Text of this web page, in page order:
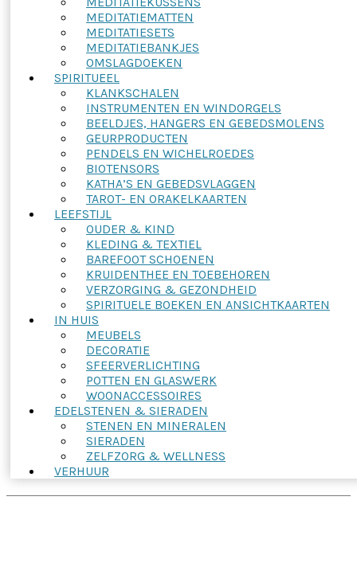
MEDITATIEMATTEN
MEDITATIESETS
MEDITATIEBANKJES
OMSLAGDOEKEN
SPIRITUEEL
KLANKSCHALEN
INSTRUMENTEN EN WINDORGELS
BEELDJES, HANGERS EN GEBEDSMOLENS
GEURPRODUCTEN
PENDELS EN WICHELROEDES
BIOTENSORS
KATHA’S EN GEBEDSVLAGGEN
TAROT- EN ORAKELKAARTEN
LEEFSTIJL
OUDER & KIND
KLEDING & TEXTIEL
BAREFOOT SCHOENEN
KRUIDENTHEE EN TOEBEHOREN
VERZORGING & GEZONDHEID
SPIRITUELE BOEKEN EN ANSICHTKAARTEN
IN HUIS
MEUBELS
DECORATIE
SFEERVERLICHTING
POTTEN EN GLASWERK
WOONACCESSOIRES
EDELSTENEN & SIERADEN
STENEN EN MINERALEN
SIERADEN
ZELFZORG & WELLNESS
VERHUUR